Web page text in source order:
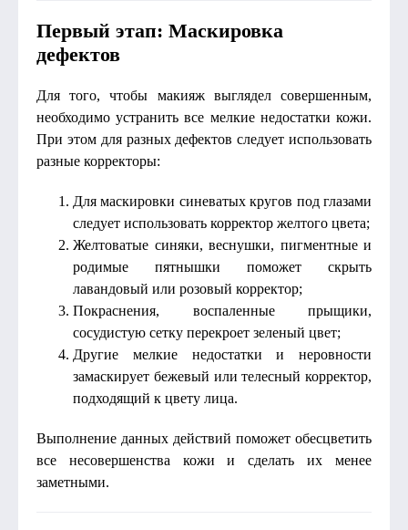
Первый этап: Маскировка
дефектов
Для того, чтобы макияж выглядел совершенным,
необходимо устранить все мелкие недостатки кожи.
При этом для разных дефектов следует использовать
разные корректоры:
Для маскировки синеватых кругов под глазами
следует использовать корректор желтого цвета;
Желтоватые синяки, веснушки, пигментные и
родимые пятнышки поможет скрыть
лавандовый или розовый корректор;
Покраснения, воспаленные прыщики,
сосудистую сетку перекроет зеленый цвет;
Другие мелкие недостатки и неровности
замаскирует бежевый или телесный корректор,
подходящий к цвету лица.
Выполнение данных действий поможет обесцветить
все несовершенства кожи и сделать их менее
заметными.